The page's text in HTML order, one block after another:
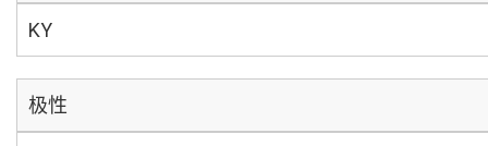
KY
极性